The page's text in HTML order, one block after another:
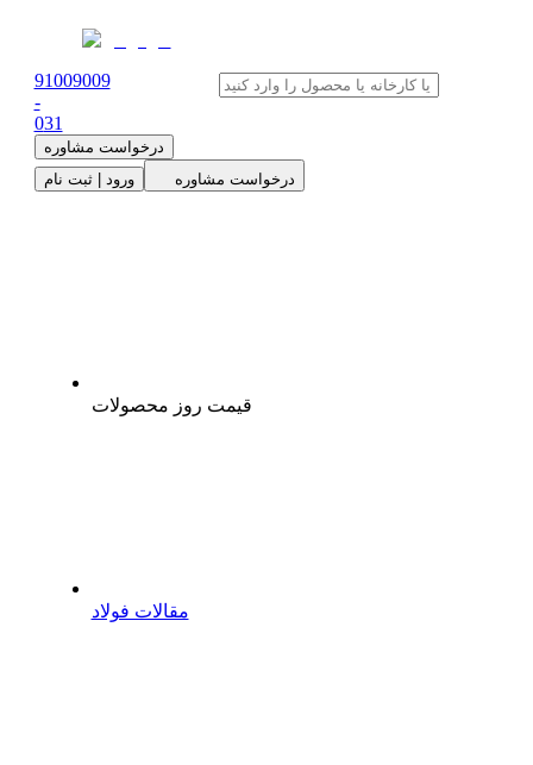
91009009
-
031
درخواست مشاوره
ورود | ثبت نام
درخواست مشاوره
قیمت روز محصولات
مقالات فولاد